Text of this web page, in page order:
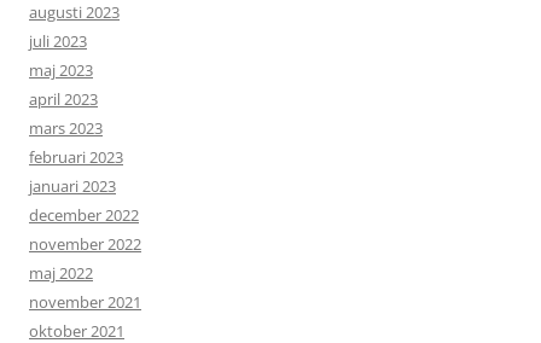
augusti 2023
juli 2023
maj 2023
april 2023
mars 2023
februari 2023
januari 2023
december 2022
november 2022
maj 2022
november 2021
oktober 2021